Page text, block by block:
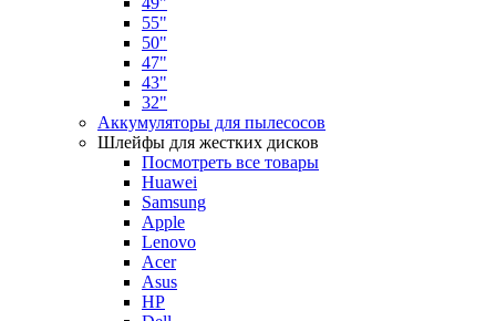
55"
50"
47"
43"
32"
Аккумуляторы для пылесосов
Шлейфы для жестких дисков
Посмотреть все товары
Huawei
Samsung
Apple
Lenovo
Acer
Asus
HP